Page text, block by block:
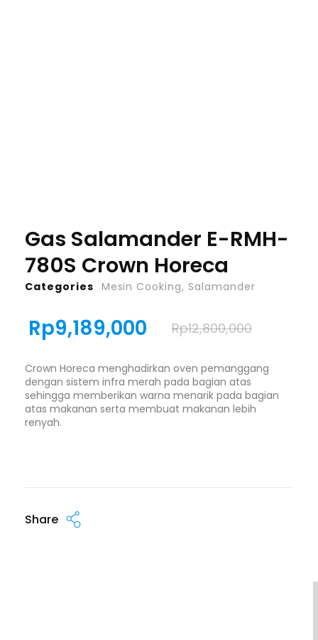
Gas Salamander E-RMH-
780S Crown Horeca
Rp9,189,000 Rp12,800,000
Crown Horeca menghadirkan oven pemanggang
dengan sistem infra merah pada bagian atas
sehingga memberikan warna menarik pada bagian
atas makanan serta membuat makanan lebih
renyah.
Share
Categories Mesin Cooking, Salamander